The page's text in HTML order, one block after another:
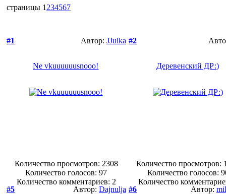
страницы 1 234567
#1 Автор: JJulka
Ne vkuuuuuusnooo!
Количество просмотров: 2308
Количество голосов:97
Количество комментариев: 2
#2
Деревенский ДР:)
Количество просмотров:
Количество голосов:
Количество
#5
Автор: Dajnulja #6 Автор: